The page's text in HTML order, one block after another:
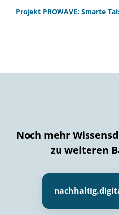
Projekt PROWAVE: Smarte
Noch mehr
zu weiteren